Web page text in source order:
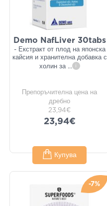
Demo NafLiver 30tabs
- Екстракт от плод на японска
кайсия и хранителна добавка с
холин за ... i
Препоръчителна цена на
дребно
23,94€
23,94€
Купува
-7%